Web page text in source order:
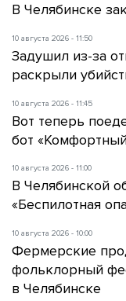
В Челябинске
10 августа 2026 - 11:50
Задушил из-за
раскрыли
10 августа 2026 - 11:45
Вот теперь
бот
10 августа 2026 - 11:00
В Челябинской
«Беспилотная
10 августа 2026 - 10:00
Фермерские
фольклорный
в Челябинске